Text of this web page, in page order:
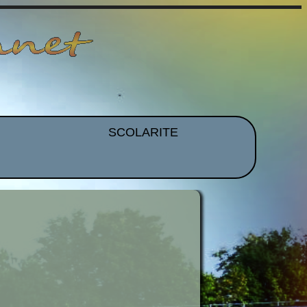
EPS
SCOLARITE
CDI
Voyages et Sorties